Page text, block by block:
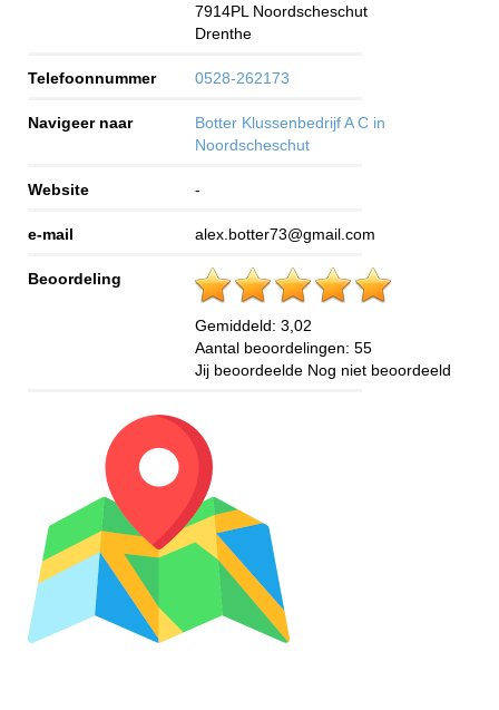
7914PL Noordscheschut
Drenthe
Telefoonnummer 0528-262173
Navigeer naar
Botter Klussenbedrijf A C in
Noordscheschut
Website -
e-mail alex.botter73@gmail.com
Beoordeling
Gemiddeld: 3,02
Aantal beoordelingen: 55
Jij beoordeelde Nog niet beoordeeld